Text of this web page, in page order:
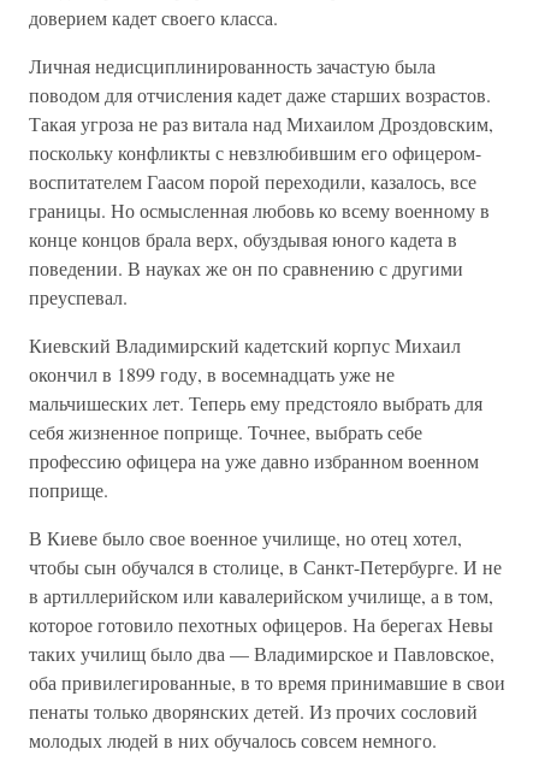
доверием кадет своего класса.
Личная недисциплинированность зачастую была
поводом для отчисления кадет даже старших возрастов.
Такая угроза не раз витала над Михаилом Дроздовским,
поскольку конфликты с невзлюбившим его офицером-
воспитателем Гаасом порой переходили, казалось, все
границы. Но осмысленная любовь ко всему военному в
конце концов брала верх, обуздывая юного кадета в
поведении. В науках же он по сравнению с другими
преуспевал.
Киевский Владимирский кадетский корпус Михаил
окончил в 1899 году, в восемнадцать уже не
мальчишеских лет. Теперь ему предстояло выбрать для
себя жизненное поприще. Точнее, выбрать себе
профессию офицера на уже давно избранном военном
поприще.
В Киеве было свое военное училище, но отец хотел,
чтобы сын обучался в столице, в Санкт-Петербурге. И не
в артиллерийском или кавалерийском училище, а в том,
которое готовило пехотных офицеров. На берегах Невы
таких училищ было два — Владимирское и Павловское,
оба привилегированные, в то время принимавшие в свои
пенаты только дворянских детей. Из прочих сословий
молодых людей в них обучалось совсем немного.